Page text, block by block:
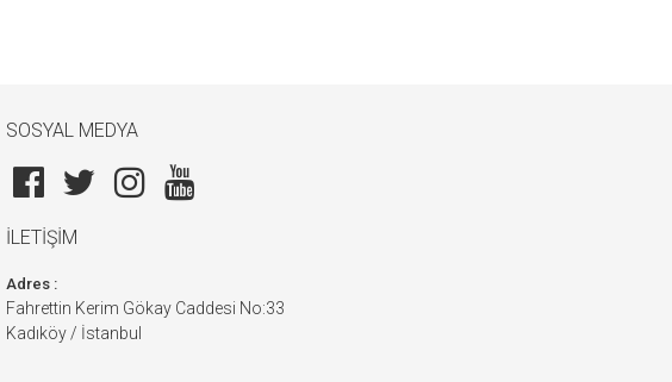
SOSYAL MEDYA
İLETİŞİM
Adres :
Fahrettin Kerim Gökay Caddesi No:33
Kadıköy / İstanbul